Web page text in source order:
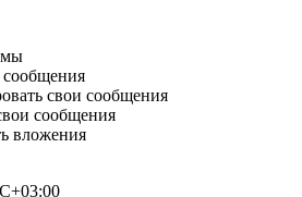
сообщения
свои сообщения
сообщения
вложения